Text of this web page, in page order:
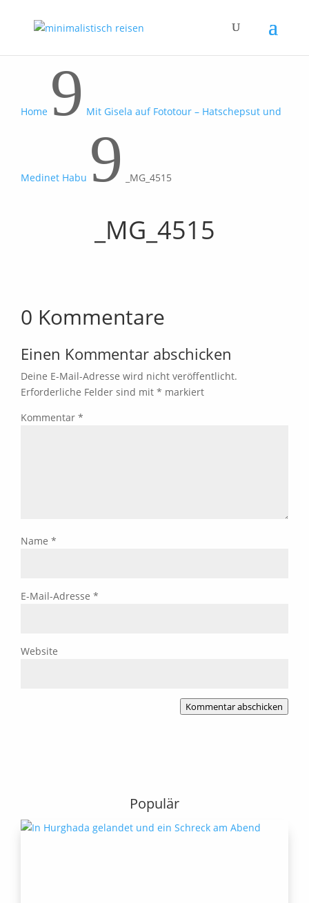
Home 9 Mit Gisela auf Fototour – Hatschepsut und
Medinet Habu 9 _MG_4515
_MG_4515
0 Kommentare
Einen Kommentar abschicken
Deine E-Mail-Adresse wird nicht veröffentlicht.
Erforderliche Felder sind mit * markiert
Kommentar *
Name *
E-Mail-Adresse *
Website
Kommentar abschicken
Populär